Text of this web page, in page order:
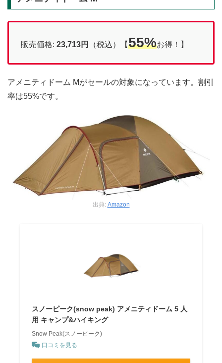
販売価格: 23,713円 （税込）【55%お得！】
アメニティドーム Mがセールの対象になっています。割引
率は55%です。
出典: Amazon
スノーピーク(snow peak) アメニティドーム 5 人
用 キャンプ&ハイキング
Snow Peak(スノーピーク)
口コミを見る